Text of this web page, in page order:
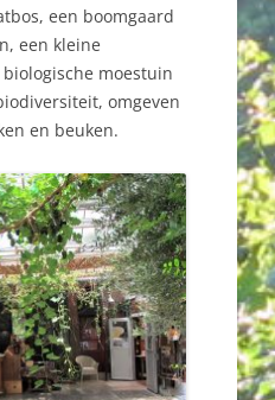
een boomgaard
een kleine
moestuin
omgeven
en beuken.